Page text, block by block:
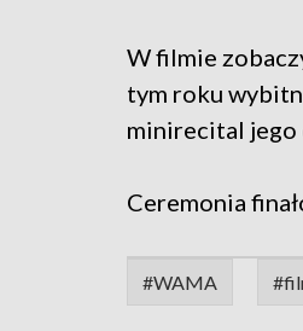
W filmie
tym roku
minirecital jego
Ceremonia
#WAMA